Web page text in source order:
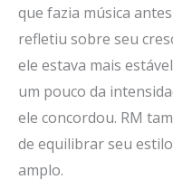
que fazia música
refletiu sobre seu
ele estava mais
um pouco da
ele concordou. RM
de equilibrar seu
amplo.